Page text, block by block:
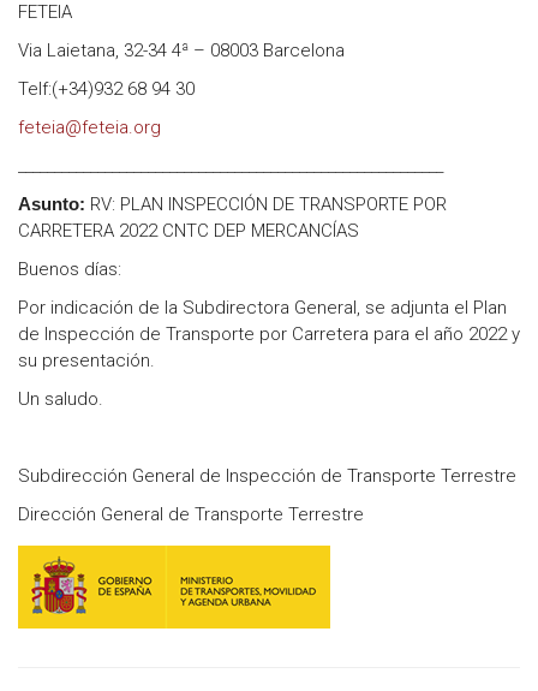
FETEIA
Via Laietana, 32-34 4ª – 08003 Barcelona
Telf:(+34)932 68 94 30
feteia@feteia.org
Asunto: RV: PLAN INSPECCIÓN DE TRANSPORTE POR
CARRETERA 2022 CNTC DEP MERCANCÍAS
Buenos días:
Por indicación de la Subdirectora General, se adjunta el Plan
de Inspección de Transporte por Carretera para el año 2022 y
su presentación.
Un saludo.
Subdirección General de Inspección de Transporte Terrestre
Dirección General de Transporte Terrestre